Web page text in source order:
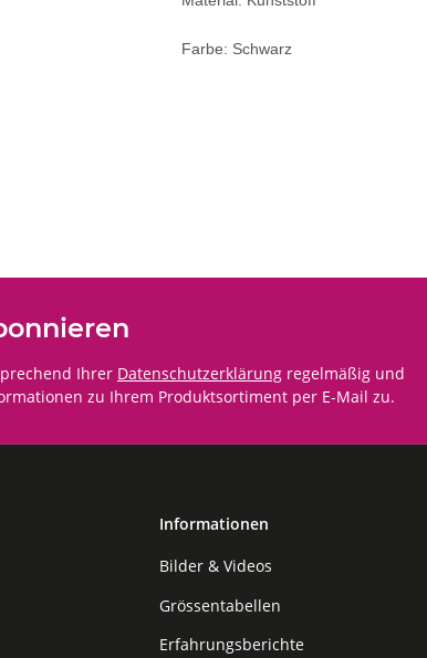
Farbe: Schwarz
Ihrer Datenschutzerklärung regelmäßig und
zu Ihrem Produktsortiment per E-Mail zu.
Informationen
Bilder & Videos
Grössentabellen
Erfahrungsberichte